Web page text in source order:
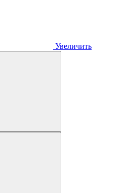
Увеличить